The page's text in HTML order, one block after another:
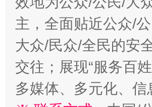
主，全面贴近公众/
大众/民众/全民的安
交往；展现“服务百
多媒体、多元化、